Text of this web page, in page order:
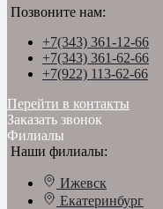
Позвоните нам:
+7(343) 361-12-66
+7(343) 361-62-66
+7(922) 113-62-66
Перейти в контакты
Заказать звонок
Филиалы
Наши филиалы:
Ижевск
Екатеринбург